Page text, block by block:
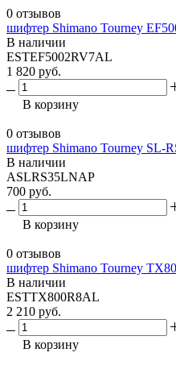
0 отзывов
шифтер Shimano Tourney
В наличии
ESTEF5002RV7AL
1 820 руб.
В корзину
0 отзывов
шифтер Shimano Tourney SL-
В наличии
ASLRS35LNAP
700 руб.
В корзину
0 отзывов
шифтер Shimano Tourney
В наличии
ESTTX800R8AL
2 210 руб.
В корзину